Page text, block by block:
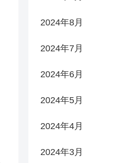
2024年8月
2024年7月
2024年6月
2024年5月
2024年4月
2024年3月